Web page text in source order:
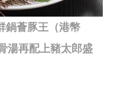
鍋薈豚王（港幣
湯再配上豬太郎盛